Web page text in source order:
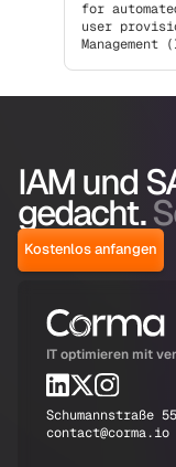
for
user
IAM und
gedacht.
Kostenlos anfangen
IT optimieren mit
Schumannstraße
contact@corma.io